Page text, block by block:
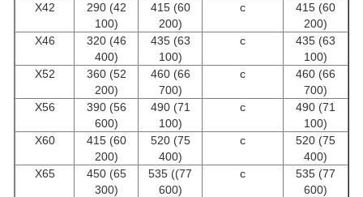
X42
290 (42
100)
415 (60
200)
c
415 (60
200)
X46
320 (46
400)
435 (63
100)
c
435 (63
100)
X52
360 (52
200)
460 (66
700)
c
460 (66
700)
X56
390 (56
600)
490 (71
100)
c
490 (71
100)
X60
415 (60
200)
520 (75
400)
c
520 (75
400)
X65
450 (65
300)
535 ((77
600)
c
535 (77
600)